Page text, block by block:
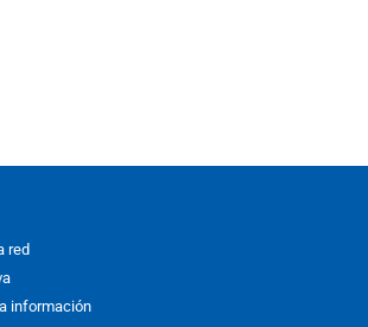
red
información